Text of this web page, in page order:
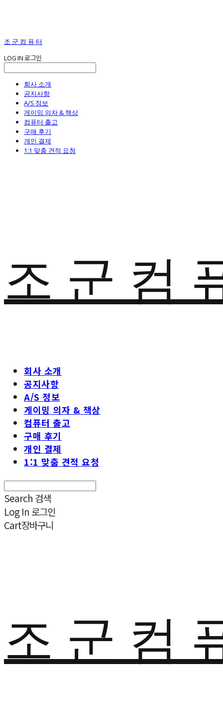
조 군 컴 퓨 터
LOG IN로그인
회사 소개
공지사항
A/S 정보
게이밍 의자 & 책상
컴퓨터 출고
구매 후기
개인 결제
1:1 맞춤 견적 요청
조 군 컴
회사 소개
공지사항
A/S 정보
게이밍 의자 & 책상
컴퓨터 출고
구매 후기
개인 결제
1:1 맞춤 견적 요청
Search 검색
Log In 로그인
Cart장바구니
조 군 컴